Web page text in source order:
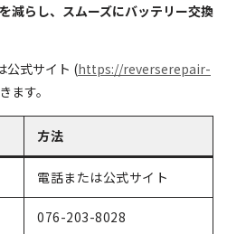
減らし、スムーズにバッテリー交換
公式サイト (https://reverserepair-
ます。
方法
電話または公式サイト
076-203-8028